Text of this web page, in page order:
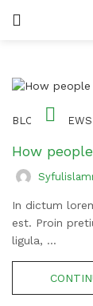
পাথর
BLOGS, NEWS
How
In dictum
est. Proin
ligula, ...